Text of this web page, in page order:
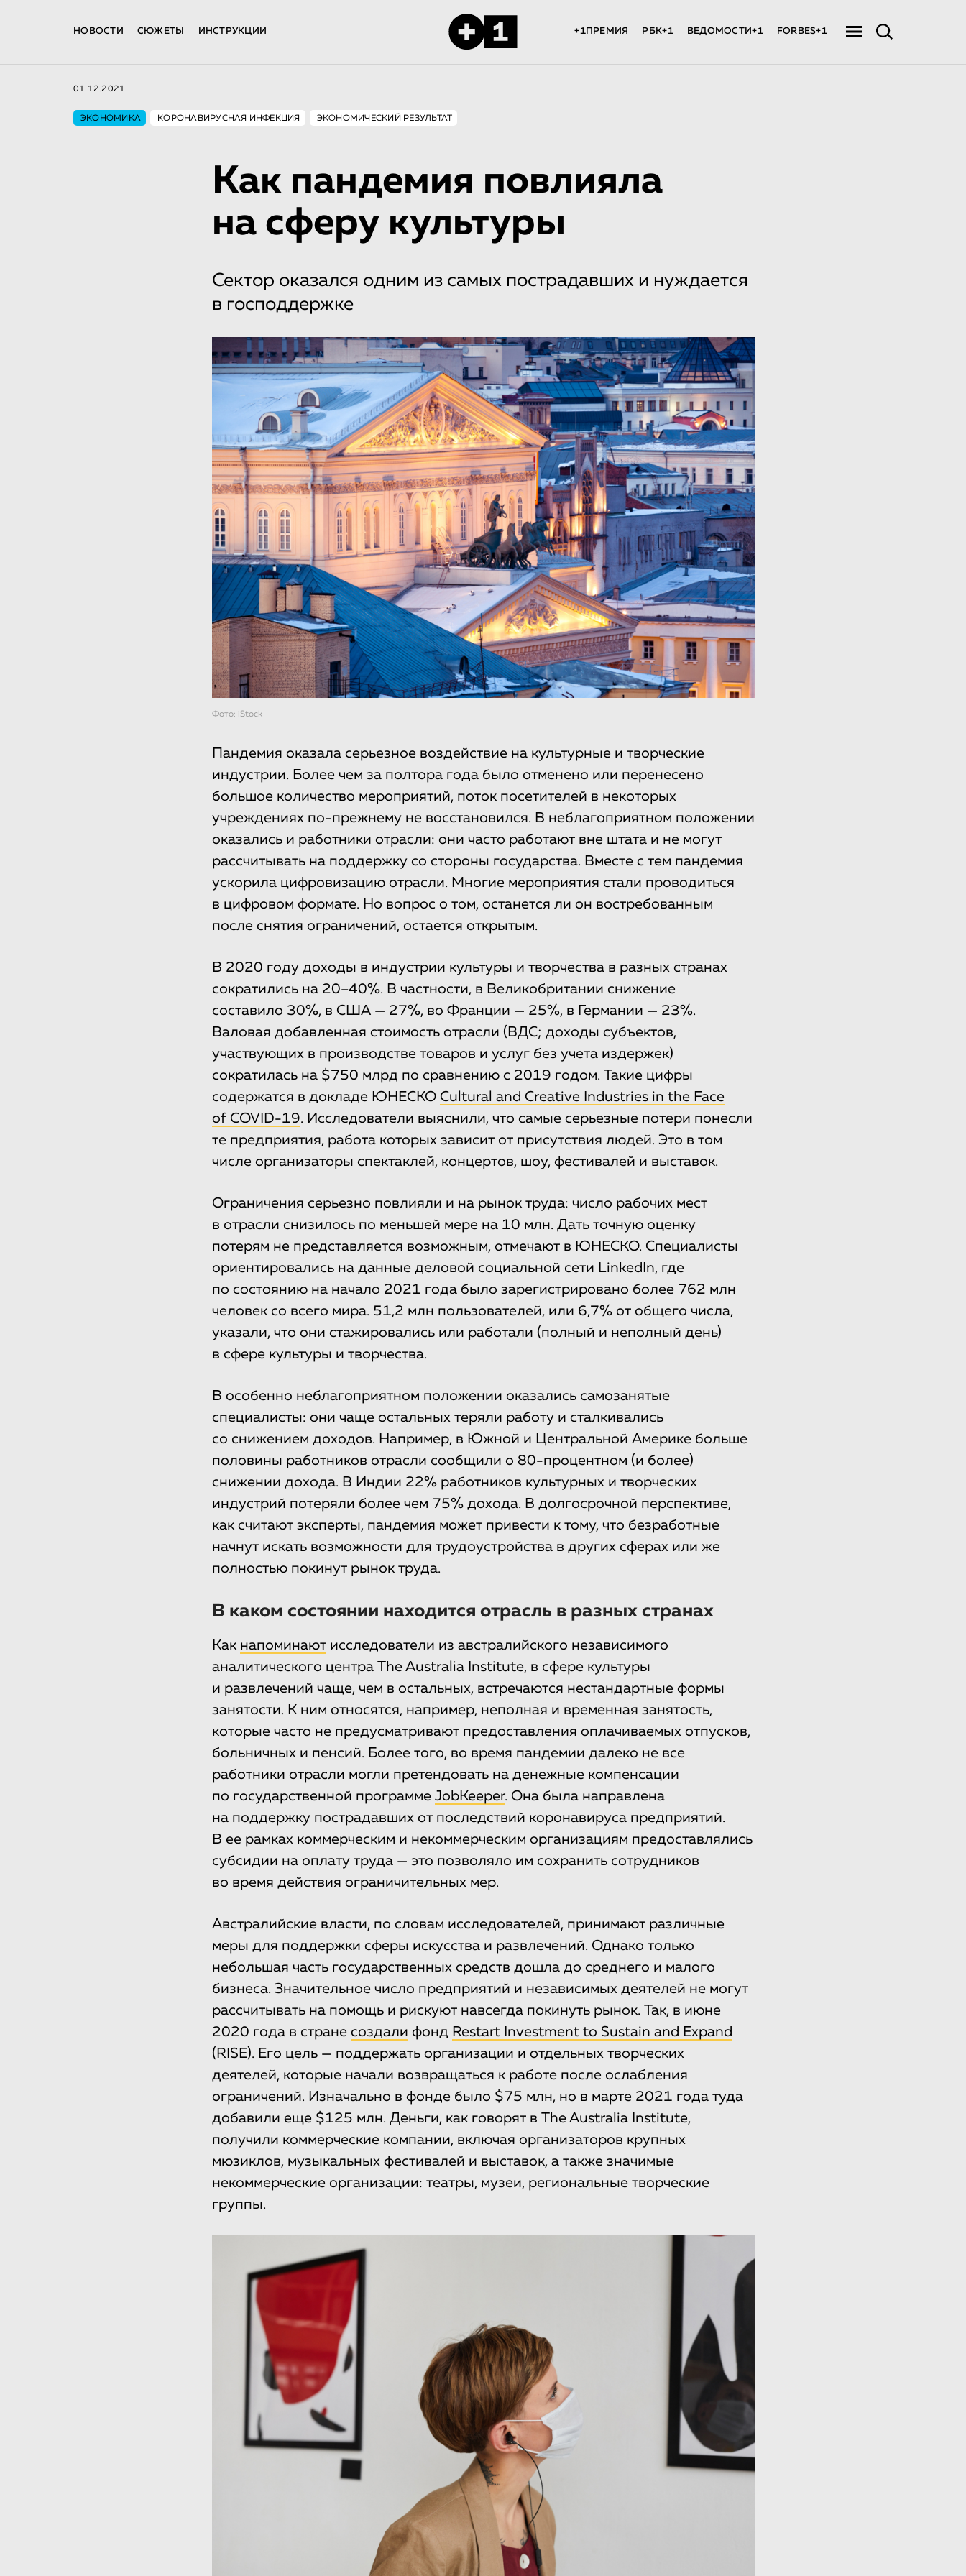
НОВОСТИ СЮЖЕТЫ ИНСТРУКЦИИ +1ПРЕМИЯ РБК+1 ВЕДОМОСТИ+1 FORBES+1
01.12.2021
ЭКОНОМИКА КОРОНАВИРУСНАЯ ИНФЕКЦИЯ ЭКОНОМИЧЕСКИЙ РЕЗУЛЬТАТ
Как пандемия повлияла
на сферу культуры
Сектор оказался одним из самых пострадавших и нуждается
в господдержке
Фото: iStock
Пандемия оказала серьезное воздействие на культурные и творческие
индустрии. Более чем за полтора года было отменено или перенесено
большое количество мероприятий, поток посетителей в некоторых
учреждениях по-прежнему не восстановился. В неблагоприятном положении
оказались и работники отрасли: они часто работают вне штата и не могут
рассчитывать на поддержку со стороны государства. Вместе с тем пандемия
ускорила цифровизацию отрасли. Многие мероприятия стали проводиться
в цифровом формате. Но вопрос о том, останется ли он востребованным
после снятия ограничений, остается открытым.
В 2020 году доходы в индустрии культуры и творчества в разных странах
сократились на 20–40%. В частности, в Великобритании снижение
составило 30%, в США — 27%, во Франции — 25%, в Германии — 23%.
Валовая добавленная стоимость отрасли (ВДС; доходы субъектов,
участвующих в производстве товаров и услуг без учета издержек)
сократилась на $750 млрд по сравнению с 2019 годом. Такие цифры
содержатся в докладе ЮНЕСКО Cultural and Creative Industries in the Face
of COVID-19. Исследователи выяснили, что самые серьезные потери понесли
те предприятия, работа которых зависит от присутствия людей. Это в том
числе организаторы спектаклей, концертов, шоу, фестивалей и выставок.
Ограничения серьезно повлияли и на рынок труда: число рабочих мест
в отрасли снизилось по меньшей мере на 10 млн. Дать точную оценку
потерям не представляется возможным, отмечают в ЮНЕСКО. Специалисты
ориентировались на данные деловой социальной сети LinkedIn, где
по состоянию на начало 2021 года было зарегистрировано более 762 млн
человек со всего мира. 51,2 млн пользователей, или 6,7% от общего числа,
указали, что они стажировались или работали (полный и неполный день)
в сфере культуры и творчества.
В особенно неблагоприятном положении оказались самозанятые
специалисты: они чаще остальных теряли работу и сталкивались
со снижением доходов. Например, в Южной и Центральной Америке больше
половины работников отрасли сообщили о 80-процентном (и более)
снижении дохода. В Индии 22% работников культурных и творческих
индустрий потеряли более чем 75% дохода. В долгосрочной перспективе,
как считают эксперты, пандемия может привести к тому, что безработные
начнут искать возможности для трудоустройства в других сферах или же
полностью покинут рынок труда.
В каком состоянии находится отрасль в разных странах
Как напоминаютисследователи из австралийского независимого
аналитического центра The Australia Institute, в сфере культуры
и развлечений чаще, чем в остальных, встречаются нестандартные формы
занятости. К ним относятся, например, неполная и временная занятость,
которые часто не предусматривают предоставления оплачиваемых отпусков,
больничных и пенсий. Более того, во время пандемии далеко не все
работники отрасли могли претендовать на денежные компенсации
по государственной программе JobKeeper. Она была направлена
на поддержку пострадавших от последствий коронавируса предприятий.
В ее рамках коммерческим и некоммерческим организациям предоставлялись
субсидии на оплату труда — это позволяло им сохранить сотрудников
во время действия ограничительных мер.
Австралийские власти, по словам исследователей, принимают различные
меры для поддержки сферы искусства и развлечений. Однако только
небольшая часть государственных средств дошла до среднего и малого
бизнеса. Значительное число предприятий и независимых деятелей не могут
рассчитывать на помощь и рискуют навсегда покинуть рынок. Так, в июне
2020 года в стране создали фонд Restart Investment to Sustain and Expand
(RISE). Его цель — поддержать организации и отдельных творческих
деятелей, которые начали возвращаться к работе после ослабления
ограничений. Изначально в фонде было $75 млн, но в марте 2021 года туда
добавили еще $125 млн. Деньги, как говорят в The Australia Institute,
получили коммерческие компании, включая организаторов крупных
мюзиклов, музыкальных фестивалей и выставок, а также значимые
некоммерческие организации: театры, музеи, региональные творческие
группы.